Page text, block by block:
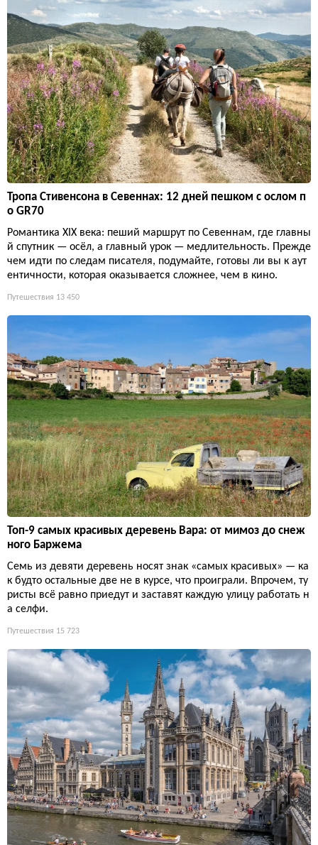
Тропа Стивенсона в Севеннах: 12 дней пешком с ослом п
о GR70
Романтика XIX века: пеший маршрут по Севеннам, где главны
й спутник — осёл, а главный урок — медлительность. Прежде
чем идти по следам писателя, подумайте, готовы ли вы к аут
ентичности, которая оказывается сложнее, чем в кино.
Путешествия 13 450
Топ-9 самых красивых деревень Вара: от мимоз до снеж
ного Баржема
Семь из девяти деревень носят знак «самых красивых» — ка
к будто остальные две не в курсе, что проиграли. Впрочем, ту
ристы всё равно приедут и заставят каждую улицу работать н
а селфи.
Путешествия 15 723